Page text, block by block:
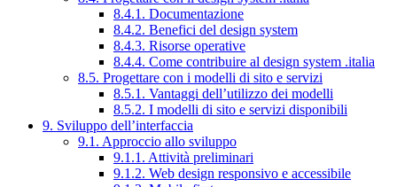
8.4.1. Documentazione
8.4.2. Benefici del design system
8.4.3. Risorse operative
8.4.4. Come contribuire al design system .italia
8.5. Progettare con i modelli di sito e servizi
8.5.1. Vantaggi dell’utilizzo dei modelli
8.5.2. I modelli di sito e servizi disponibili
9. Sviluppo dell’interfaccia
9.1. Approccio allo sviluppo
9.1.1. Attività preliminari
9.1.2. Web design responsivo e accessibile